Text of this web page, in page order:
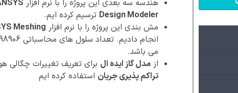
هندسه سه بعدی این پروژه را با نرم افزار
Design Modeler ترسیم کرده ایم.
مش بندی این پروژه را با نرم افزار Meshing
می باشد.
از مدل گاز ایده ال برای تعریف تغییرات چگالی
تراکم پذیری جریان استفاده کرده ایم